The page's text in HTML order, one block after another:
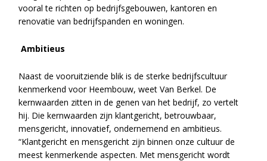
vooral te richten op bedrijfsgebouwen, kantoren en
renovatie van bedrijfspanden en woningen.
Ambitieus
Naast de vooruitziende blik is de sterke bedrijfscultuur
kenmerkend voor Heembouw, weet Van Berkel. De
kernwaarden zitten in de genen van het bedrijf, zo vertelt
hij. Die kernwaarden zijn klantgericht, betrouwbaar,
mensgericht, innovatief, ondernemend en ambitieus.
“Klantgericht en mensgericht zijn binnen onze cultuur de
meest kenmerkende aspecten. Met mensgericht wordt